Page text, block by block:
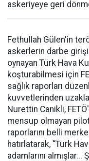
askeriyeye geri
Fethullah Gülen'in
askerlerin darbe
oynayan Türk Hava
koşturabilmesi için
sağlık raporları
kuvvetlerinden
Nurettin Canikli,
mensup olmayan
raporlarını belli
hatırlatarak, “Türk
adamlarını